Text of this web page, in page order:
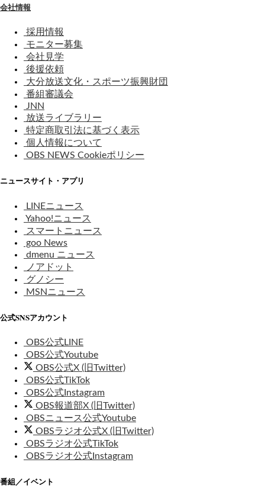
会社情報
採用情報
モニター募集
会社見学
後援依頼
大分放送文化・スポーツ振興財団
番組審議会
JNN
放送ライブラリー
特定商取引法に基づく表示
個人情報について
OBS NEWS Cookieポリシー
ニュースサイト・アプリ
LINEニュース
Yahoo!ニュース
スマートニュース
goo News
dmenu ニュース
ノアドット
グノシー
MSNニュース
公式SNSアカウント
OBS公式LINE
OBS公式Youtube
OBS公式X (旧Twitter)
OBS公式TikTok
OBS公式Instagram
OBS報道部X (旧Twitter)
OBSニュース公式Youtube
OBSラジオ公式X (旧Twitter)
OBSラジオ公式TikTok
OBSラジオ公式Instagram
番組／イベント